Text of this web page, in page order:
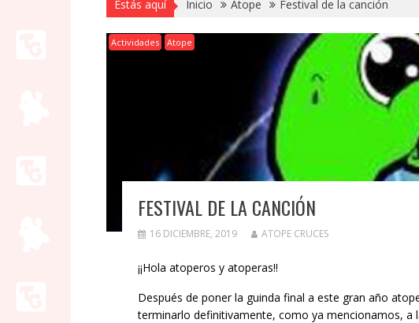
Estás aquí Inicio Atope Festival de la canción
Actividades Atope
FESTIVAL DE LA CANCIÓN
16 DICIEMBRE, 2019 ATOPE CRUCES
¡¡Hola atoperos y atoperas!!
Después de poner la guinda final a este gran año
terminarlo definitivamente, como ya mencionamos,